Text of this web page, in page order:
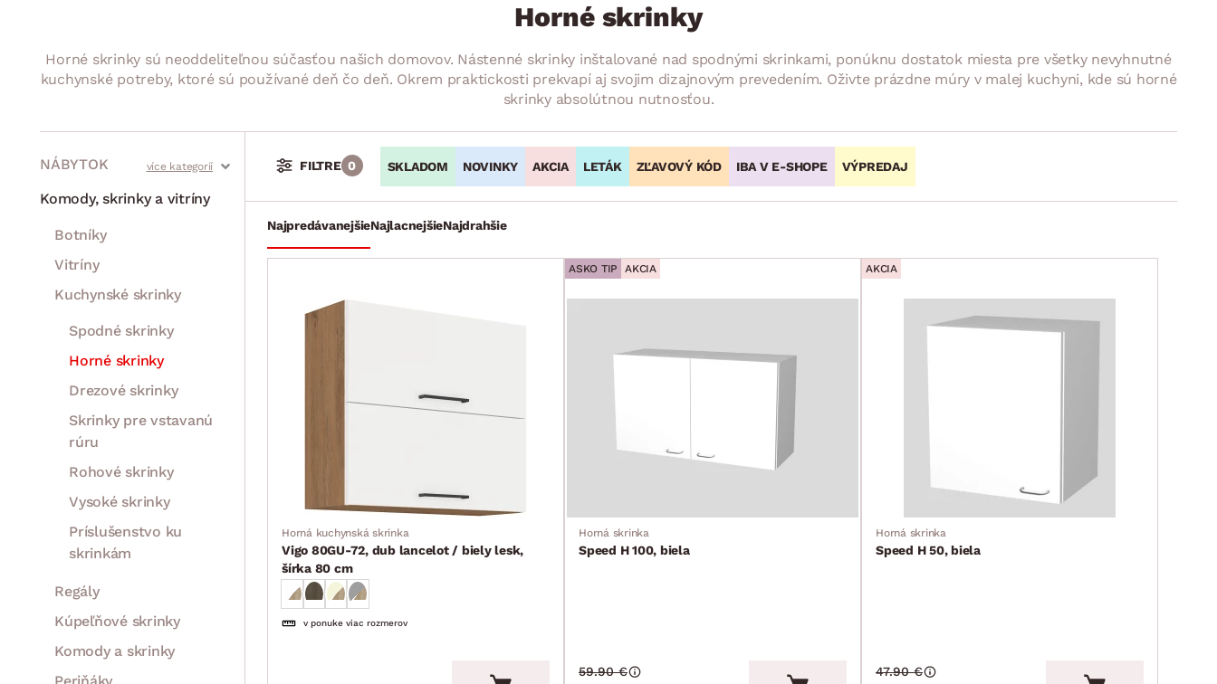
Kúpeľňa
Závesy a žalúzie Panvice
Horné skrinky
Horné skrinky sú neoddeliteľnou súčasťou našich domovov. Nástenné skrinky inštalované nad spodnými skrinkami, ponúknu dostatok miesta pre všetky nevyhnutné
kuchynské potreby, ktoré sú používané deň čo deň. Okrem praktickosti prekvapí aj svojim dizajnovým prevedením. Oživte prázdne múry v malej kuchyni, kde sú horné
skrinky absolútnou nutnosťou.
NÁBYTOK
Stoly a stolíky
Kreslá a sedenia
Stoličky a lavice
Postele
Šatníkové skrine
Rošty
Matrace
Komody, skrinky a vitríny
Botníky
Vitríny
Kuchynské skrinky
Spodné skrinky
Horné skrinky
Drezové skrinky
Skrinky pre vstavanú
rúru
Rohové skrinky
Vysoké skrinky
Príslušenstvo ku
skrinkám
Regály
Kúpeľňové skrinky
Komody a skrinky
SKLADOM NOVINKY AKCIA LETÁK ZĽAVOVÝ KÓD IBA V E-SHOPE VÝPREDAJ
FILTRE 0
NajpredávanejšieNajlacnejšieNajdrahšie
Horná kuchynská skrinka
Vigo 80GU-72, dub lancelot / biely lesk,
šírka 80 cm
v ponuke viac rozmerov
ASKO TIP AKCIA
Horná skrinka
Speed H 100, biela
59.90 €
AKCIA
Horná skrinka
Speed H 50, biela
47.90 €